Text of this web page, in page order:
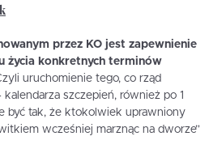
przez KO jest zapewnienie
życia konkretnych terminów
uruchomienie tego, co rząd
szczepień, również po 1
być tak, że ktokolwiek uprawniony
wcześniej marznąc na dworze”